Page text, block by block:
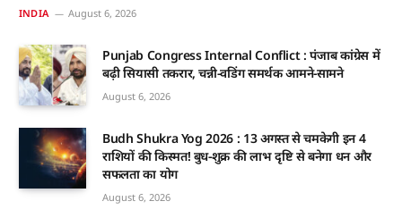
INDIA August 6, 2026
Punjab Congress Internal Conflict : पंजाब कांग्रेस में
बढ़ी सियासी तकरार, चन्नी-वडिंग समर्थक आमने-सामने
August 6, 2026
Budh Shukra Yog 2026 : 13 अगस्त से चमकेगी इन 4
राशियों की किस्मत! बुध-शुक्र की लाभ दृष्टि से बनेगा धन और
सफलता का योग
August 6, 2026